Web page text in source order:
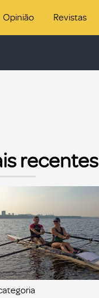
Opinião Revistas
recentes